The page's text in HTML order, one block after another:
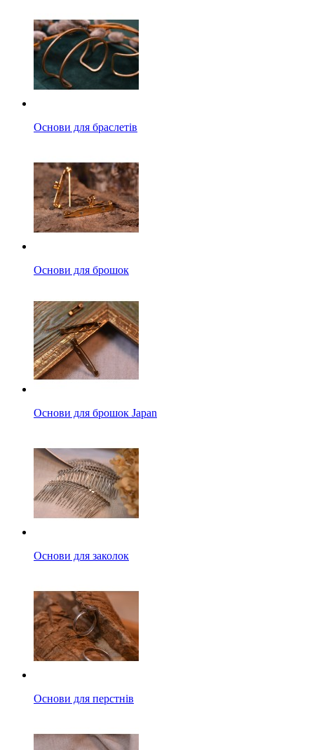
Основи для браслетів
Основи для брошок
Основи для брошок Japan
Основи для заколок
Основи для перстнів